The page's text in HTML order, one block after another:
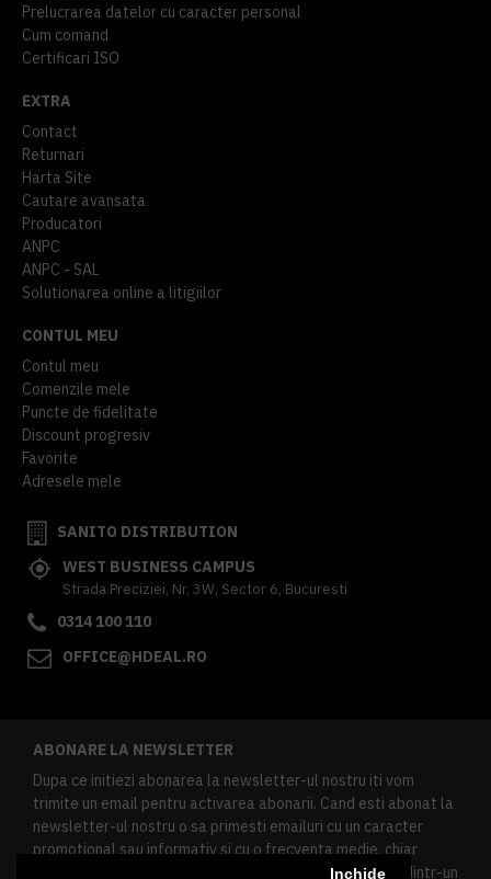
Inchide
Prelucrarea datelor cu caracter personal
Cum comand
Certificari ISO
EXTRA
Contact
Returnari
Harta Site
Cautare avansata
Producatori
ANPC
ANPC - SAL
Solutionarea online a litigiilor
CONTUL MEU
Contul meu
Comenzile mele
Puncte de fidelitate
Discount progresiv
Favorite
Adresele mele
SANITO DISTRIBUTION
WEST BUSINESS CAMPUS
Strada Preciziei, Nr, 3W, Sector 6, Bucuresti
0314 100 110
OFFICE@HDEAL.RO
ABONARE LA NEWSLETTER
Dupa ce initiezi abonarea la newsletter-ul nostru iti vom
trimite un email pentru activarea abonarii. Cand esti abonat la
newsletter-ul nostru o sa primesti emailuri cu un caracter
promotional sau informativ si cu o frecventa medie, chiar
redusa. Daca doresti sa te dezabonezi poti urma linkul dintr-un